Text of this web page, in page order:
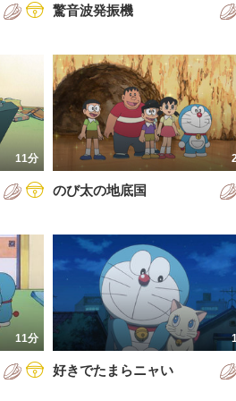
驚音波発振機
11分
のび太の地底国
11分
好きでたまらニャい